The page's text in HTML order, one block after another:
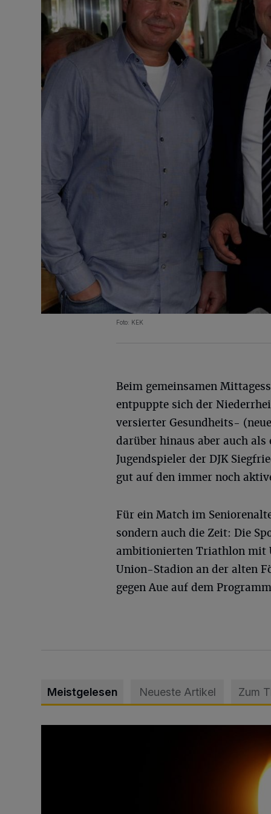
Foto: KEK
Beim gemeinsamen
entpuppte sich der
versierter Gesundheits-
darüber hinaus aber auch
Jugendspieler der DJK
gut auf den immer noch
Für ein Match im
sondern auch die Zeit: Die
ambitionierten Triathlon mit
Union-Stadion an der alten
gegen Aue auf dem
Meistgelesen Neueste Artikel Zum